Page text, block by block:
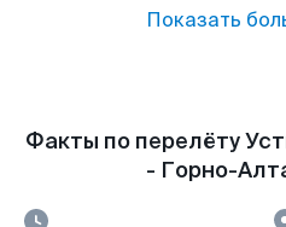
Показать
Факты по перелёту
- Горно-